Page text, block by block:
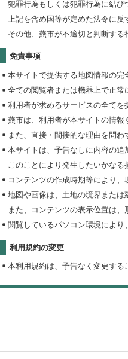
犯罪行為もしくは犯罪行為に結
上記を含め国等が定めた法令に反
その他、燕市が不適切と判断する
免責事項
本サイトで提供する地図情報の完
全ての閲覧者または機器上で正常
利用者が求めるサービスの全てを
燕市は、利用者が本サイトの情報
また、直接・間接的な理由を問
本サイトは、予告なしに内容の追
このことにより発生したいかなる
コンテンツの作成時期等により、
地図や画像は、土地の境界または
また、コンテンツの表示位置は、
閲覧しているパソコン環境により
利用規約の変更
本利用規約は、予告なく変更する